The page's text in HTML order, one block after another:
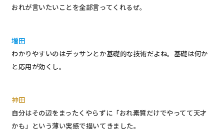
おれが言いたいことを全部言ってくれるぜ。
増田
わかりやすいのはデッサンとか基礎的な技術だよね。基礎は何か
と応用が効くし。
神田
自分はその辺をまったくやらずに「おれ素質だけでやってて天才
かも」という薄い実感で描いてきました。